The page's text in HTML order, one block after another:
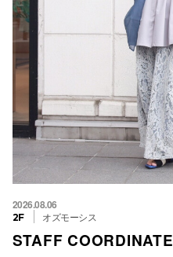
2026.08.06
2F オズモーシス
STAFF COORDINATE